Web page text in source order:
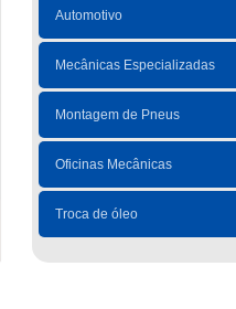
Automotivo
Mecânicas Especializadas
Montagem de Pneus
Oficinas Mecânicas
Troca de óleo